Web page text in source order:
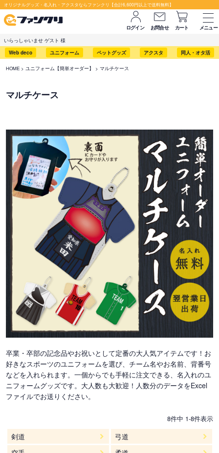
オリジナルグッズ・名入れ・アクスタならファンクリ【合計6,600円以上で送料無料】
ログイン お問合せ カート
メニュー
いらっしゃいませ ゲスト 様
Web deco
ユニフォーム ペットグッズ アクスタ 同人・オタ活
HOME ユニフォーム【簡単オーダー】 マルチケース
マルチケース
卒業・卒部の記念品やお祝いとして定番の大人気アイテムです！お
好きなスポーツのユニフォームを選び、チーム名やお名前、背番号
などを入れられます。一個からでも手軽に注文できる、名入れのユ
ニフォームグッズです。大人数も大歓迎！人数分のデータをExcel
ファイルでお送りください。
8件中 1-8件表示
剣道
弓道